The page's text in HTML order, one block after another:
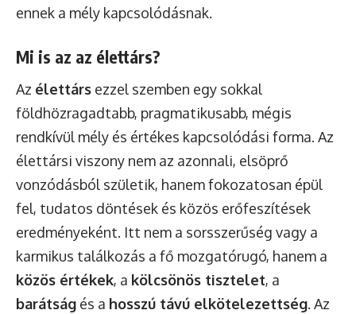
ennek a mély kapcsolódásnak.
Mi is az az élettárs?
Az élettárs ezzel szemben egy sokkal
földhözragadtabb, pragmatikusabb, mégis
rendkívül mély és értékes kapcsolódási forma. Az
élettársi viszony nem az azonnali, elsöprő
vonzódásból születik, hanem fokozatosan épül
fel, tudatos döntések és közös erőfeszítések
eredményeként. Itt nem a sorsszerűség vagy a
karmikus találkozás a fő mozgatórugó, hanem a
közös értékek, a kölcsönös tisztelet, a
barátság és a hosszú távú elkötelezettség. Az